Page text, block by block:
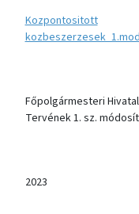
Kozpontositott
Főpolgármesteri
Tervének 1. sz.
2023